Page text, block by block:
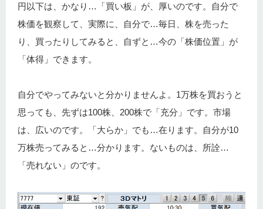
円以下は、かなり…「買い板」が、厚いのです。自分で
株価を観察して、実際に、自分で…毎日、株を売った
り、買ったりしてみると、自ずと…今の「株価位置」が
「体得」できます。
自分でやってみないと分かりませんよ。1万株を買おうと
思っても、先ずは100株、200株で「充分」です。市場
は、広いのです。「大らか」でも…在ります。自分が10
万株売ってみると…分かります。ないものは、所詮…
「売れない」のです。